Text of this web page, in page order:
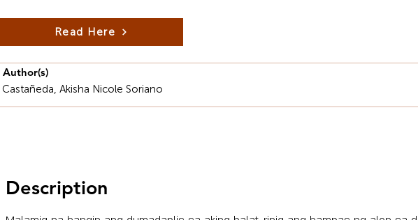
Read Here
Author(s)
Castañeda, Akisha Nicole Soriano
Description